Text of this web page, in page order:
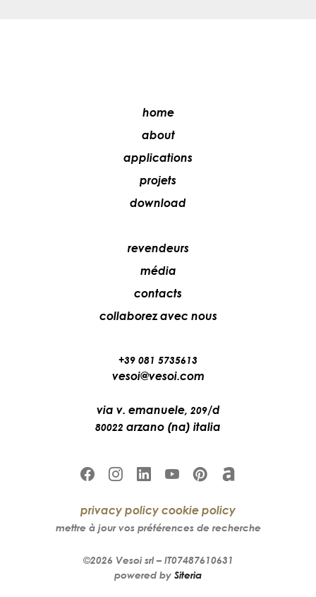
home
about
applications
projets
download
revendeurs
média
contacts
collaborez avec nous
+39 081 5735613
vesoi@vesoi.com
via v. emanuele, 209/d
80022 arzano (na) italia
privacy policy cookie policy
mettre à jour vos préférences de recherche
©2026 Vesoisrl – IT07487610631
powered by Siteria